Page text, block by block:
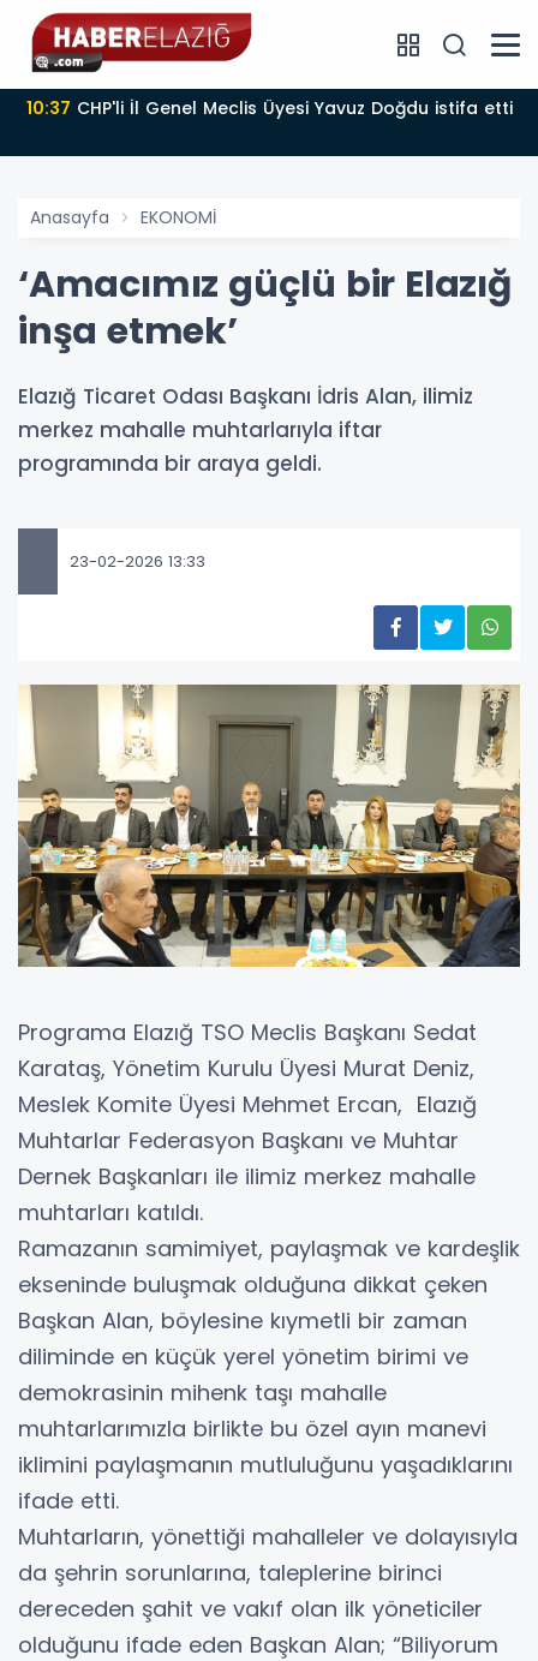
10:37 CHP'li İl Genel Meclis Üyesi Yavuz Doğdu istifa etti
Anasayfa EKONOMİ
‘Amacımız güçlü bir Elazığ
inşa etmek’
Elazığ Ticaret Odası Başkanı İdris Alan, ilimiz
merkez mahalle muhtarlarıyla iftar
programında bir araya geldi.
23-02-2026 13:33
Programa Elazığ TSO Meclis Başkanı Sedat
Karataş, Yönetim Kurulu Üyesi Murat Deniz,
Meslek Komite Üyesi Mehmet Ercan, Elazığ
Muhtarlar Federasyon Başkanı ve Muhtar
Dernek Başkanları ile ilimiz merkez mahalle
muhtarları katıldı.
Ramazanın samimiyet, paylaşmak ve kardeşlik
ekseninde buluşmak olduğuna dikkat çeken
Başkan Alan, böylesine kıymetli bir zaman
diliminde en küçük yerel yönetim birimi ve
demokrasinin mihenk taşı mahalle
muhtarlarımızla birlikte bu özel ayın manevi
iklimini paylaşmanın mutluluğunu yaşadıklarını
ifade etti.
Muhtarların, yönettiği mahalleler ve dolayısıyla
da şehrin sorunlarına, taleplerine birinci
dereceden şahit ve vakıf olan ilk yöneticiler
olduğunu ifade eden Başkan Alan; “Biliyorum